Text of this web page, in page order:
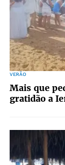
VERÃO
Mais que
gratidão a